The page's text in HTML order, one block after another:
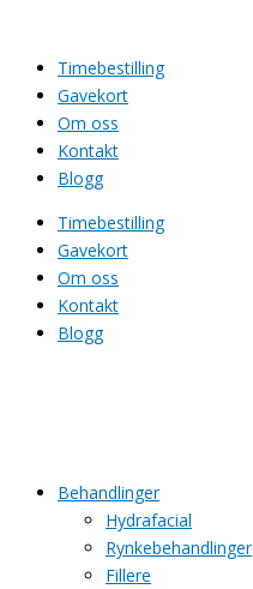
Timebestilling
Gavekort
Om oss
Kontakt
Blogg
Timebestilling
Gavekort
Om oss
Kontakt
Blogg
Behandlinger
Hydrafacial
Rynkebehandlinger
Fillere